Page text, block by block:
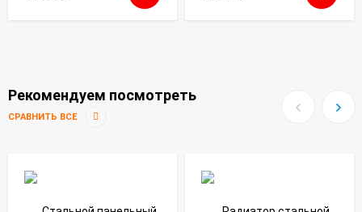
Рекомендуем посмотреть
СРАВНИТЬ ВСЕ